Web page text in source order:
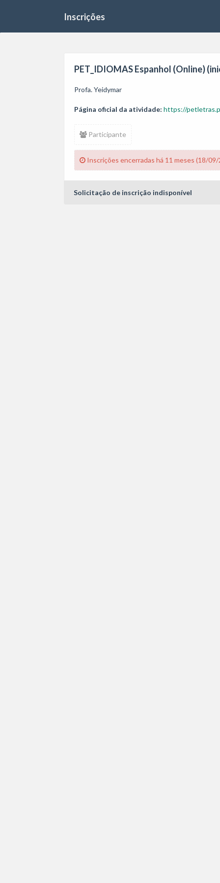
Inscrições
PET_IDIOMAS Espanhol (Online)
Profa. Yeidymar
Página oficial da atividade: https://
Participante
Inscrições encerradas há 11 meses (18/
Solicitação de inscrição indisponível